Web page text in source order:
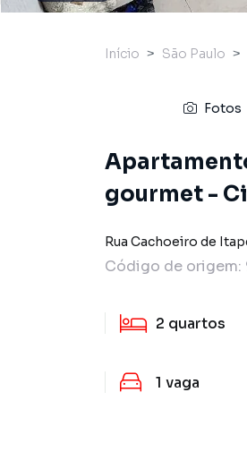
Início São Paulo
Fotos
gourmet -
Rua Cachoeiro de
Código de origem:
2 quartos
1 vaga